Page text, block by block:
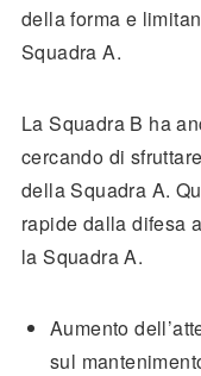
della forma e
Squadra A.
La Squadra B ha
cercando di
della Squadra A.
rapide dalla difesa
la Squadra A.
Aumento
sul